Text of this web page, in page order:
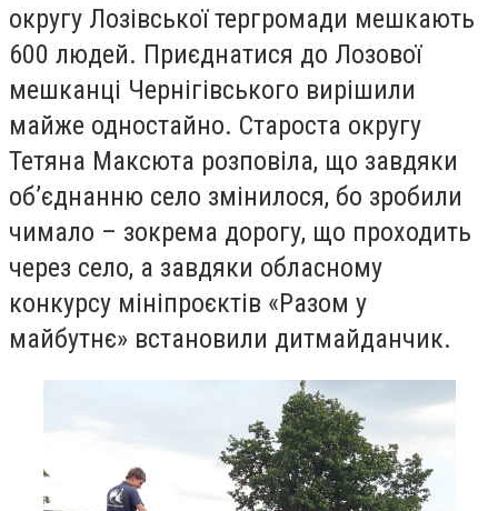
округу Лозівської тергромади мешкають
600 людей. Приєднатися до Лозової
мешканці Чернігівського вирішили
майже одностайно. Староста округу
Тетяна Максюта розповіла, що завдяки
об’єднанню село змінилося, бо зробили
чимало – зокрема дорогу, що проходить
через село, а завдяки обласному
конкурсу мініпроєктів «Разом у
майбутнє» встановили дитмайданчик.